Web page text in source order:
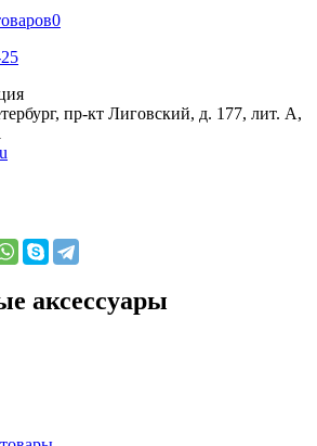
0
пр-кт Лиговский, д. 177, лит. А,
аксессуары